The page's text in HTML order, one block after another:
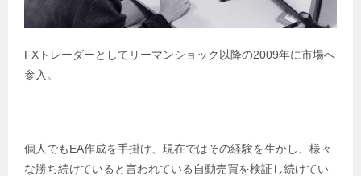
FXトレーダーとしてリーマンショック以降の2009年に市場へ
参入。
個人でもEA作成を手掛け、現在ではその経験を生かし、様々
な勝ち続けていると言われている自動売買を検証し続けてい